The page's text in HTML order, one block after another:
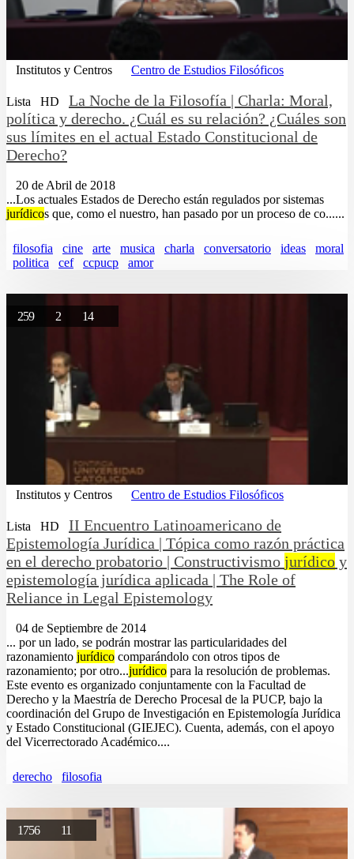
Institutos y Centros Centro de Estudios Filosóficos
Lista HD
La Noche de la Filosofía | Charla: Moral,
política y derecho. ¿Cuál es su relación? ¿Cuáles son
sus límites en el actual Estado Constitucional de
Derecho?
20 de Abril de 2018
...Los actuales Estados de Derecho están regulados por sistemas
jurídicos que, como el nuestro, han pasado por un proceso de co......
filosofia cine arte musica charla conversatorio ideas
moral
politica
cef ccpucp amor
259 2 14
Institutos y Centros Centro de Estudios Filosóficos
Lista HD
II Encuentro Latinoamericano de
Epistemología Jurídica | Tópica como razón práctica
en el derecho probatorio | Constructivismo jurídico y
epistemología jurídica aplicada | The Role of
Reliance in Legal Epistemology
04 de Septiembre de 2014
... por un lado, se podrán mostrar las particularidades del
razonamiento jurídico comparándolo con otros tipos de
razonamiento; por otro...jurídico para la resolución de problemas.
Este evento es organizado conjuntamente con la Facultad de
Derecho y la Maestría de Derecho Procesal de la PUCP, bajo la
coordinación del Grupo de Investigación en Epistemología Jurídica
y Estado Constitucional (GIEJEC). Cuenta, además, con el apoyo
del Vicerrectorado Académico....
derecho filosofia
1756 11